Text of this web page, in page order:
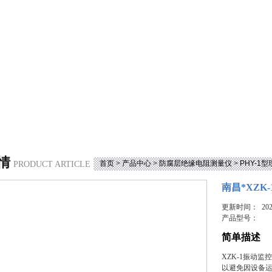
PRODUCT ARTICLE 首页>产品中心>防腐层绝缘电阻测量仪>PHY-1型
南昌*XZK-
更新时间：
产品型号：
简单描述
XZK-1振动监
以避免因设备